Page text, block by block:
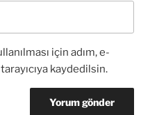
için adım, e-
kaydedilsin.